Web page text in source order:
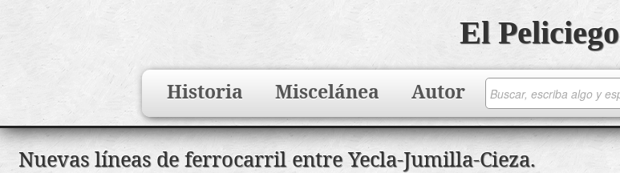
Saltar
El Peliciego
Historia Miscelánea Autor
Search
Nuevas líneas de ferrocarril entre Yecla-Jumilla-Cieza.